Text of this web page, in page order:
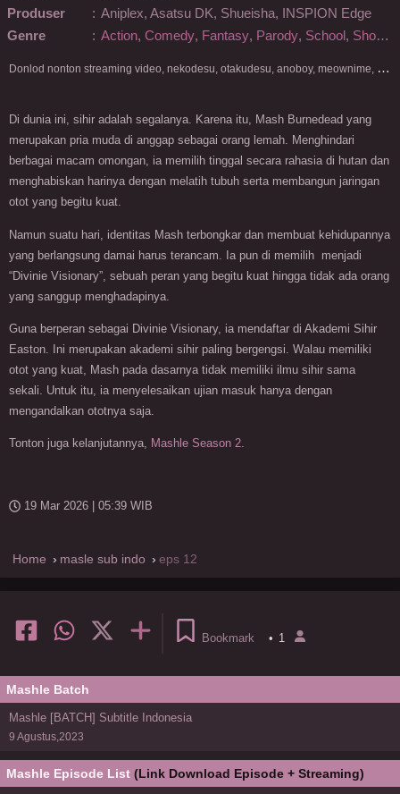
Produser
: Aniplex, Asatsu DK, Shueisha, INSPION Edge
Genre
: Action, Comedy, Fantasy, Parody, School , Shounen
D
onlod nonton streaming video, nekodesu, otakudesu, anoboy, meownime, anitoki, meguminime, melody, oploverz, anoboy, nimegami, unduh, riie net, drivenime, myanimelist, MAL, kusonime, neonime, bstation, maxnime, Netflix, animeindo, anichin, crunchyroll, neonime, samehadaku, streaming, otakupoi, awsubs, anibatch, anikyojin, nekonime, kurogaze, zippyshare, vidio google drive, Muse Indonesia, kazefuri, iQIYI, Viu, Ani-One Asia, Animenonton, Otaku desu, Mangaku, Anibatch,Vidio, Genflix, Amazon Prime Video, 3GP, Mp4, 240p, Terlengkap.
Di dunia ini, sihir adalah segalanya. Karena itu, Mash Burnedead yang
merupakan pria muda di anggap sebagai orang lemah. Menghindari
berbagai macam omongan, ia memilih tinggal secara rahasia di hutan dan
menghabiskan harinya dengan melatih tubuh serta membangun jaringan
otot yang begitu kuat.
Namun suatu hari, identitas Mash terbongkar dan membuat kehidupannya
yang berlangsung damai harus terancam. Ia pun di memilih menjadi
“Divinie Visionary”, sebuah peran yang begitu kuat hingga tidak ada orang
yang sanggup menghadapinya.
Guna berperan sebagai Divinie Visionary, ia mendaftar di Akademi Sihir
Easton. Ini merupakan akademi sihir paling bergengsi. Walau memiliki
otot yang kuat, Mash pada dasarnya tidak memiliki ilmu sihir sama
sekali. Untuk itu, ia menyelesaikan ujian masuk hanya dengan
mengandalkan ototnya saja.
Tonton juga kelanjutannya, Mashle Season 2.
19 Mar 2026 | 05:39 WIB
Home masle sub indo eps 12
Bookmark • 1
Mashle Batch
Mashle [BATCH] Subtitle Indonesia
9 Agustus,2023
Mashle Episode List (Link Download Episode + Streaming)